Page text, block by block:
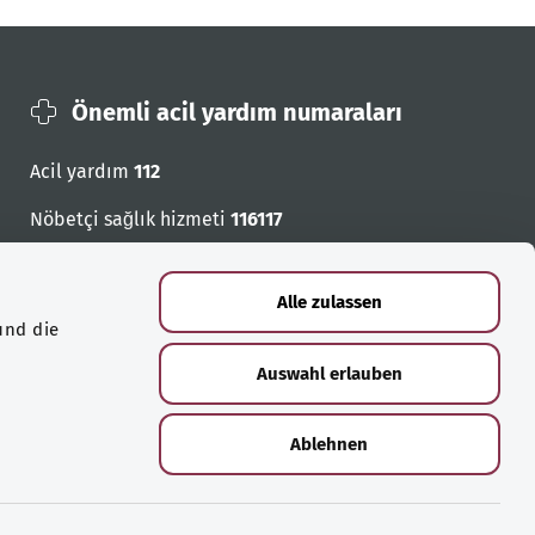
die
Alle zulassen
Auswahl erlauben
Ablehnen
Önemli acil yardım numaraları
Acil yardım 112
Nöbetçi sağlık hizmeti 116117
Acil cagri numaralari